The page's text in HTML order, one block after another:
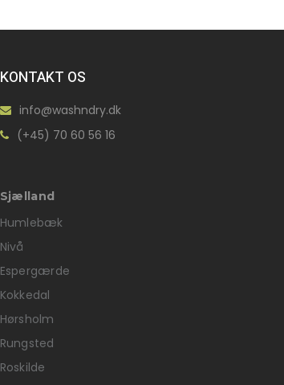
KONTAKT OS
info@washndry.dk
(+45) 70 60 56 16
Sjælland
Humlebæk
Nivå
Espergærde
Kokkedal
Hørsholm
Rungsted
Roskilde